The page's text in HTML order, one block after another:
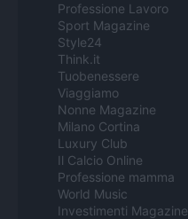
Professione Lavoro
Sport Magazine
Style24
Think.it
Tuobenessere
Viaggiamo
Nonne Magazine
Milano Cortina
Luxury Club
Il Calcio Online
Professione mamma
World Music
Investimenti Magazine